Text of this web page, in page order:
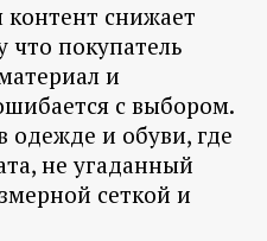
снижает
что покупатель
и
с выбором.
одежде и обуви, где
не угаданный
сеткой и